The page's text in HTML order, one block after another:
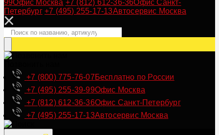
99Офис Москва +7 (812) 612-36-36Офис Санкт-
Петербург +7 (495) 255-17-13Автосервис Москва
+7 (800) 775-76-07Бесплатно по России
+7 (495) 255-39-99Офис Москва
+7 (812) 612-36-36Офис Санкт-Петербург
+7 (495) 255-17-13Автосервис Москва